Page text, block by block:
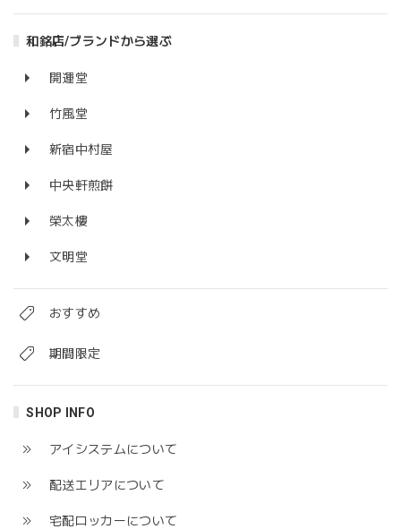
和銘店/ブランドから選ぶ
開運堂
竹風堂
新宿中村屋
中央軒煎餅
榮太樓
文明堂
おすすめ
期間限定
SHOP INFO
アイシステムについて
配送エリアについて
宅配ロッカーについて